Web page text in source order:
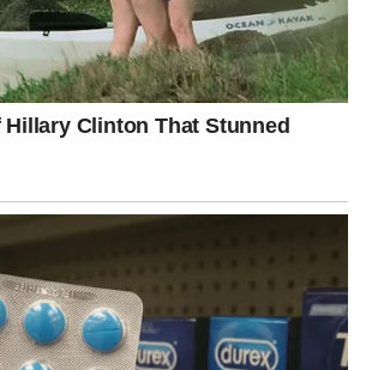
što vam srce govori.
donosi odgovore
trenuci.